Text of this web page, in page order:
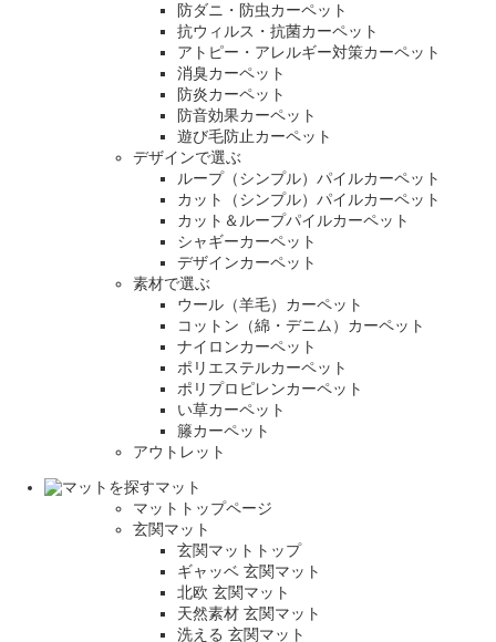
防ダニ・防虫カーペット
抗ウィルス・抗菌カーペット
アトピー・アレルギー対策カーペット
消臭カーペット
防炎カーペット
防音効果カーペット
遊び毛防止カーペット
デザインで選ぶ
ループ（シンプル）パイルカーペット
カット（シンプル）パイルカーペット
カット＆ループパイルカーペット
シャギーカーペット
デザインカーペット
素材で選ぶ
ウール（羊毛）カーペット
コットン（綿・デニム）カーペット
ナイロンカーペット
ポリエステルカーペット
ポリプロピレンカーペット
い草カーペット
籐カーペット
アウトレット
マット
マットトップページ
玄関マット
玄関マットトップ
ギャッベ 玄関マット
北欧 玄関マット
天然素材 玄関マット
洗える 玄関マット